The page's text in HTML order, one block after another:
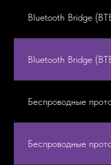
Bluetooth Bridge
Bluetooth Bridge
Беспроводные
Беспроводные